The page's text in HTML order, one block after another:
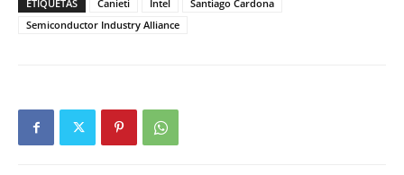
ETIQUETAS Canieti Intel
Santiago Cardona
Semiconductor Industry Alliance